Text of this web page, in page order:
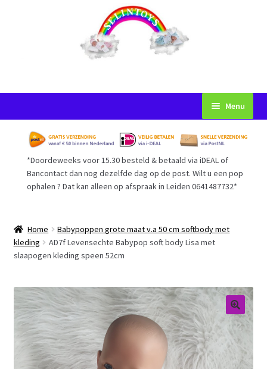
naar
navigatie
inhoud
Menu
Startpagina
Voorwaarden
Afrekenen
Gastenboek
Retouren
Over ons
*Doordeweeks voor 15.30 besteld & betaald via iDEAL of
Bancontact dan nog dezelfde dag op de post. Wilt u een pop
ophalen ? Dat kan alleen op afspraak in Leiden 0641487732*
Home
Babypoppen grote maat v.a 50 cm softbody met
kleding
AD7f Levensechte Babypop soft body Lisa met
slaapogen kleding speen 52cm